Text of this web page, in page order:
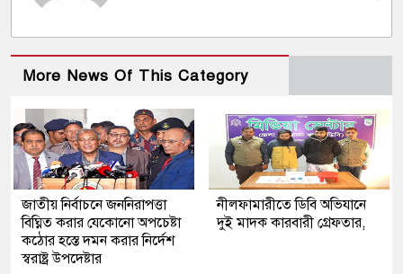
More News Of This Category
জাতীয় নির্বাচনে জননিরাপত্তা
বিঘ্নিত করার যেকোনো অপচেষ্টা
কঠোর হস্তে দমন করার নির্দেশ
স্বরাষ্ট্র উপদেষ্টার
নীলফামারীতে ডিবি অভিযানে
দুই মাদক কারবারী গ্রেফতার,